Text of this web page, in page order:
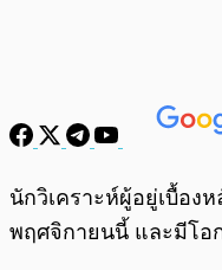
พร้อมเล่น
นักวิเคราะห์ผู้อยู่เบื้อง
พฤศจิกายนนี้ และมีโอ